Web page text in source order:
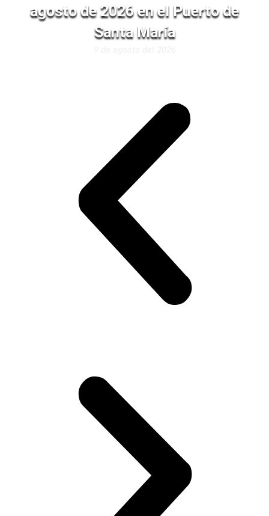
agosto de 2026 en el Puerto de
Santa María